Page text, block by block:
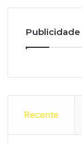
Publicidade
Recente